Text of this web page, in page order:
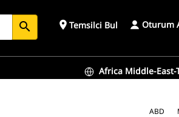
search place Temsilci Bul Oturum
Africa Middle-East-
ABD